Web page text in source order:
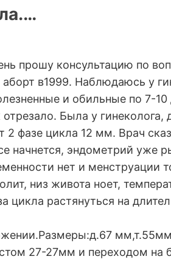
прошу консультацию по
в1999. Наблюдаюсь у
и обильные по 7-
отрезало. Была у
фазе цикла 12 мм. Врач
начнется, эндометрий
нет и
низ живота ноет,
цикла растянуться на
27-27мм и переходом на